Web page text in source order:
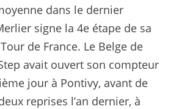
dans le dernier
signe la 4e étape de sa
de France. Le Belge de
avait ouvert son compteur
jour à Pontivy, avant de
reprises l’an dernier, à